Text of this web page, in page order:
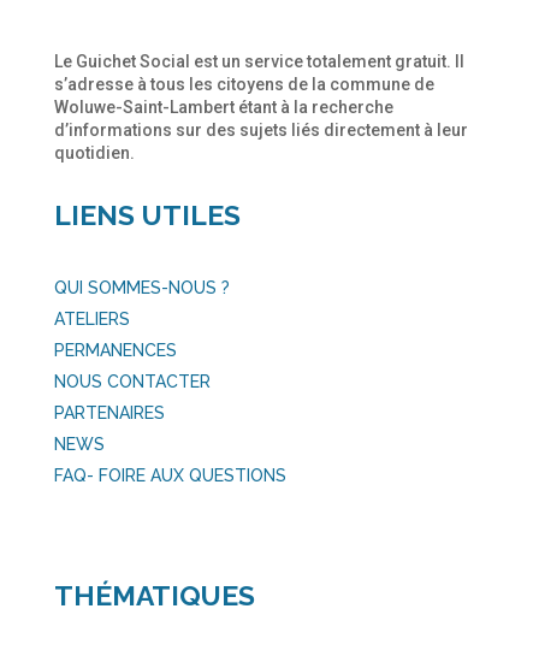
Le Guichet Social est un service totalement gratuit. Il
s’adresse à tous les citoyens de la commune de
Woluwe-Saint-Lambert étant à la recherche
d’informations sur des sujets liés directement à leur
quotidien.
LIENS UTILES
QUI SOMMES-NOUS ?
ATELIERS
PERMANENCES
NOUS CONTACTER
PARTENAIRES
NEWS
FAQ- FOIRE AUX QUESTIONS
THÉMATIQUES